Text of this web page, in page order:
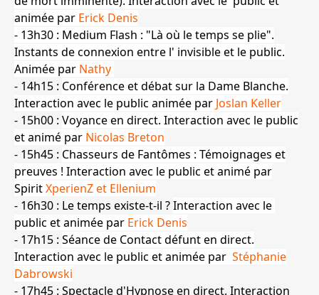
animée par Erick Denis
- 13h30 : Medium Flash : "Là où le temps se plie".
Instants de connexion entre l' invisible et le public.
Animée par Nathy
- 14h15 : Conférence et débat sur la Dame Blanche.
Interaction avec le public animée par Joslan Keller
- 15h00 : Voyance en direct. Interaction avec le public
et animé par Nicolas Breton
- 15h45 : Chasseurs de Fantômes : Témoignages et
preuves ! Interaction avec le public et animé par
SpiritXperienZ et Ellenium
- 16h30 : Le temps existe-t-il ?Interaction avec le
public et animée par Erick Denis
- 17h15 : Séance de Contact défunt en direct.
Interaction avec le public et animée par Stéphanie
Dabrowski
- 17h45 : Spectacle d'Hypnose en direct. Interaction